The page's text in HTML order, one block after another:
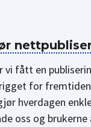
vi fått en
for
hverdagen
oss og brukerne